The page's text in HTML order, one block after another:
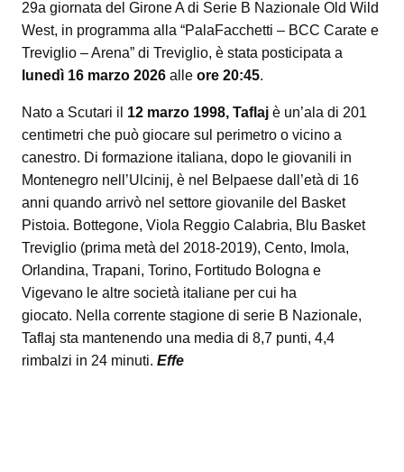
29a giornata del Girone A di Serie B Nazionale Old Wild
West, in programma alla “PalaFacchetti – BCC Carate e
Treviglio – Arena” di Treviglio, è stata posticipata a
lunedì 16 marzo 2026 alle ore 20:45.
Nato a Scutari il 12 marzo 1998, Taflaj è un’ala di 201
centimetri che può giocare sul perimetro o vicino a
canestro. Di formazione italiana, dopo le giovanili in
Montenegro nell’Ulcinij, è nel Belpaese dall’età di 16
anni quando arrivò nel settore giovanile del Basket
Pistoia. Bottegone, Viola Reggio Calabria, Blu Basket
Treviglio (prima metà del 2018-2019), Cento, Imola,
Orlandina, Trapani, Torino, Fortitudo Bologna e
Vigevano le altre società italiane per cui ha
giocato. Nella corrente stagione di serie B Nazionale,
Taflaj sta mantenendo una media di 8,7 punti, 4,4
rimbalzi in 24 minuti. Effe